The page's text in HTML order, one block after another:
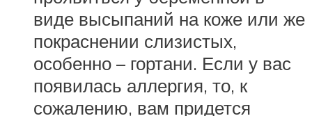
виде высыпаний на коже или же
покраснении слизистых,
особенно – гортани. Если у вас
появилась аллергия, то, к
сожалению, вам придется